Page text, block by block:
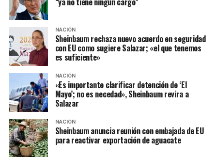
el también ex presidente Carlos Salinas de Gortari y el
empresario Carlos Ahumada los videoescándalos para
imputarle corrupción en su gobierno, el desafuero para
sacarlo de la contienda y finalmente el fraude electoral
que llevó a la presidencia a Felipe Calderón. El político
tabasqueño también ha acusado a Fox y a su familia de
enriquecimiento inexplicable, y ha demandado que
deben ser investigados. Y ha adelantado que de llegar a
la presidencia, quitará las “pensiones millonarias a los ex
mandatarios”, incluido, por supuesto, Vicente Fox.
“No permitiremos que
NACIÓN
Sheinbaum rechaza nuevo acuerdo en seguridad
con EU como sugiere Salazar; «el que tenemos
es suficiente»
NACIÓN
«Es importante clarificar detención de ‘El
Mayo’; no es necedad», Sheinbaum revira a
Salazar
NACIÓN
Sheinbaum anuncia reunión con embajada de EU
para reactivar exportación de aguacate